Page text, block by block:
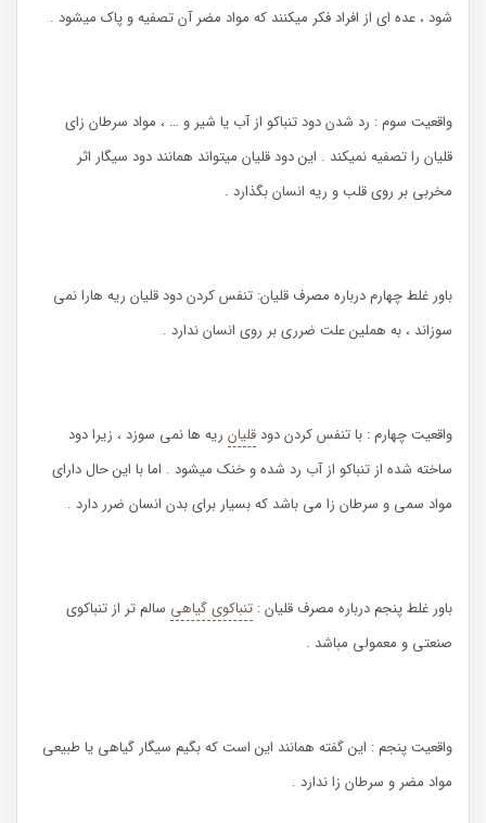
شود ، عده ای از افراد فکر میکنند که مواد مضر آن تصفیه و پاک میشود .
واقعیت سوم : رد شدن دود تنباکو از آب یا شیر و … ، مواد سرطان زای
قلیان را تصفیه نمیکند . این دود قلیان میتواند همانند دود سیگار اثر
مخربی بر روی قلب و ریه انسان بگذارد .
باور غلط چهارم درباره مصرف قلیان: تنفس کردن دود قلیان ریه هارا نمی
سوزاند ، به هملین علت ضرری بر روی انسان ندارد .
واقعیت چهارم : با تنفس کردن دودقلیان ریه ها نمی سوزد ، زیرا دود
ساخته شده از تنباکو از آب رد شده و خنک میشود . اما با این حال دارای
مواد سمی و سرطان زا می باشد که بسیار برای بدن انسان ضرر دارد .
باور غلط پنجم درباره مصرف قلیان : تنباکوی گیاهی سالم تر از تنباکوی
صنعتی و معمولی مباشد .
واقعیت پنجم : این گفته همانند این است که بگیم سیگار گیاهی یا طبیعی
مواد مضر و سرطان زا ندارد .